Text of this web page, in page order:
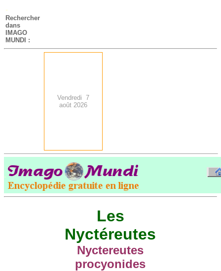
-
Rechercher
dans
IMAGO
MUNDI :
Vendredi 7
août 2026
.
-
Les
Nyctéreutes
Nyctereutes
procyonides